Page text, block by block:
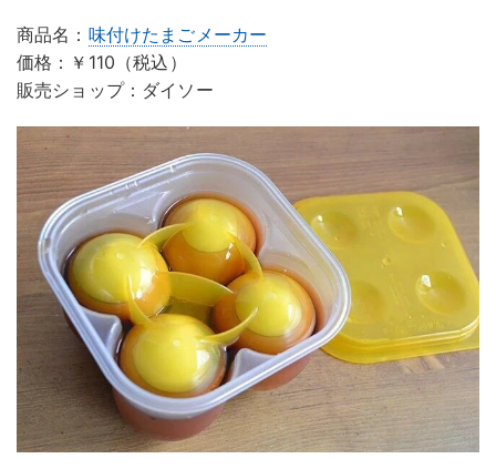
商品名： 味付けたまごメーカー
価格：￥110（税込）
販売ショップ：ダイソー